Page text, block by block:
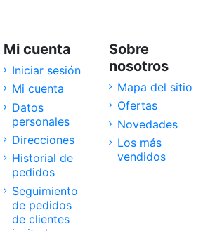
Mi cuenta
Iniciar sesión
Mi cuenta
Datos
personales
Direcciones
Historial de
pedidos
Seguimiento
de pedidos
de clientes
Sobre
nosotros
Mapa del sitio
Ofertas
Novedades
Los más
vendidos